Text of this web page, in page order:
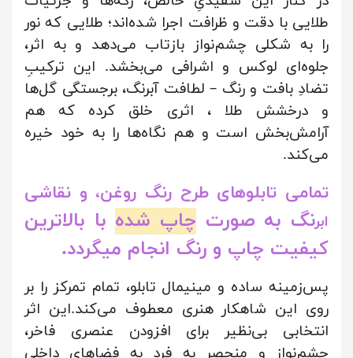
طلایی با دقت و ظرافت اجرا شده‌اند؛ طلایی که نور
را به شکلی چشم‌نواز بازتاب می‌دهد و به اثر،
جلوه‌ای لوکس و اشرافی می‌بخشد. این ترکیبِ
تضادِ بافت و رنگ – لطافت آبرنگ، برجستگی گل‌ها
و درخشش طلا ، اثری خلق کرده که هم
آرامش‌بخش است و هم نگاه‌ها را به خود خیره
می‌کند.
تمامی تابلوهای طرح رنگ روغن، و نقاشی
ابرنگ به صورت چاپ شده با بالاترین
کیفیت چاپ و رنگ انجام میگردد.
پس‌زمینه ساده و مینیمال تابلو، تمام تمرکز را بر
روی این شاهکار هنری معطوف می‌کند.این اثر
انتخابی بی‌نظیر برای افزودن عنصری فاخر،
چشم‌نواز و منحصر به فرد به فضاهای داخلی